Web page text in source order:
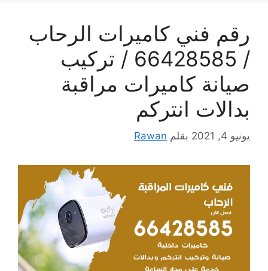
رقم فني كاميرات الرحاب
/ 66428585 / تركيب
صيانة كاميرات مراقبة
بدالات انتركم
يونيو 4, 2021 بقلم Rawan